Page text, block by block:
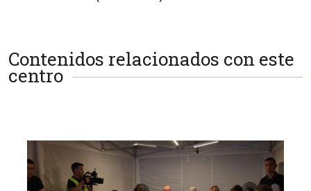
Contenidos relacionados con este
centro